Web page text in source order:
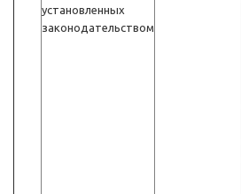
установленных
законодательством